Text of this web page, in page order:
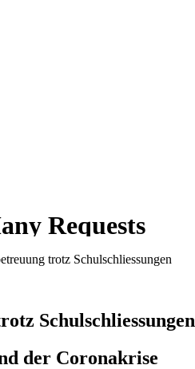
trotz Schulschliessungen
Schulschliessungen
der Coronakrise